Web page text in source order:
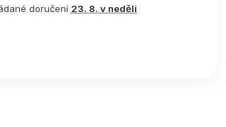
doručení 23. 8. v neděli